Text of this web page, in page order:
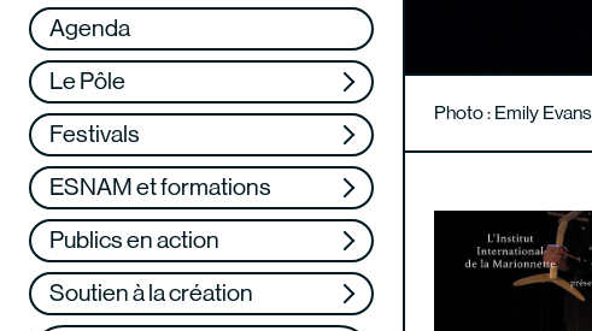
Agenda
Le Pôle
Réseau
Soutenez-nous
Web TV
Festivals
ESNAM et formations
VAE
Formation continue
Publics en action
Soutien à la création
Photo : Emily